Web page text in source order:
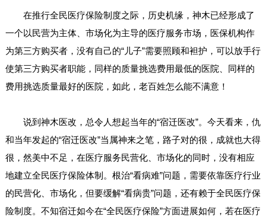
在推行全民医疗保险制度之际，历史机缘，神木已经形成了
一个以民营为主体、市场化为主导的医疗服务市场，医保机构作
为第三方购买者，没有自己的“儿子”需要照顾和袒护，可以放手行
使第三方购买者职能，同样的质量挑选费用最低的医院、同样的
费用挑选质量最好的医院，如此，老百姓怎么能不满意！
说到神木医改，总令人想起当年的“宿迁医改”。今天看来，仇
和当年发起的“宿迁医改”当属神来之笔，路子对的很，成就也大得
很，然美中不足，在医疗服务民营化、市场化的同时，没有相应
地建立全民医疗保险体制。根治“看病难”问题，需要依靠医疗行业
的民营化、市场化，但要缓解“看病贵”问题，还有赖于全民医疗保
险制度。不知宿迁如今在“全民医疗保险”方面进展如何，若在医疗